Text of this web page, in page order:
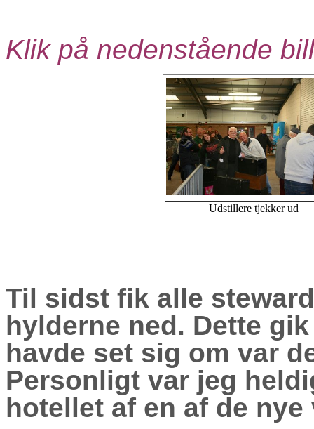
Klik på nedenstående
Udstillere tjekker ud
Til sidst fik alle
hylderne ned. Dette
havde set sig om var
Personligt var jeg
hotellet af en af de nye